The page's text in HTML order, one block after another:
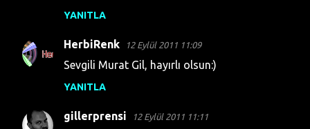
l
YANITLA
HerbiRenk 12 Eylül 2011 11:09
Sevgili Murat Gil, hayırlı olsun:)
YANITLA
gillerprensi 12 Eylül 2011 11:11